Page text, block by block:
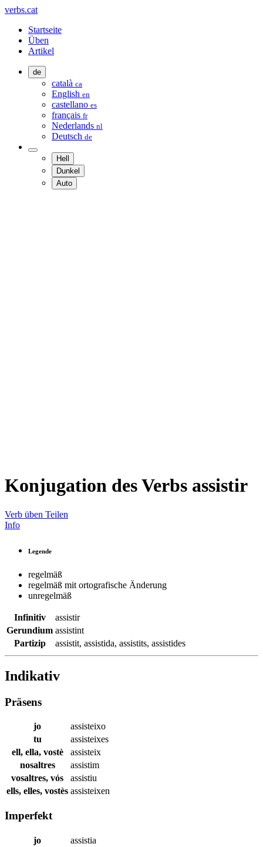
verbs.cat
Startseite
Üben
Artikel
de
català ca
English en
castellano es
français fr
Nederlands nl
Deutsch de
Hell
Dunkel
Auto
Konjugation des Verbs assistir
Verb üben Teilen
Info
Legende
regelmäß
regelmäß mit ortografische Änderung
unregelmäß
Infinitiv
assistir
Gerundium assistint
Partizip
assistit, assistida, assistits, assistides
Indikativ
Präsens
jo
assisteixo
tu
assisteixes
ell, ella, vostè
assisteix
nosaltres
assistim
vosaltres, vós
assistiu
ells, elles, vostès assisteixen
Imperfekt
jo
assistia